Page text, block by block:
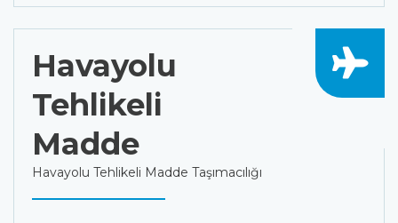
Havayolu
Tehlikeli
Madde
Havayolu Tehlikeli Madde Taşımacılığı